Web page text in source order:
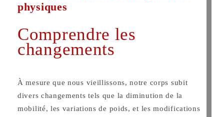
physiques
Comprendre les
changements
À mesure que nous vieillissons, notre corps subit
divers changements tels que la diminution de la
mobilité, les variations de poids, et les modifications